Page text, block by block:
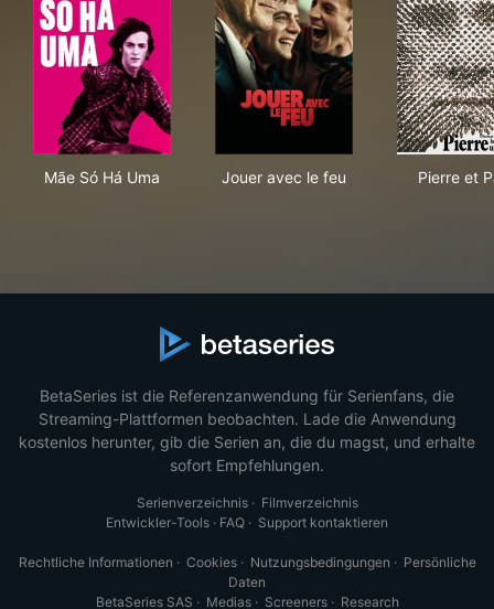
Mãe Só Há Uma Jouer avec le feu Pierre et
BetaSeries ist die Referenzanwendung für Serienfans, die
Streaming-Plattformen beobachten. Lade die Anwendung
kostenlos herunter, gib die Serien an, die du magst, und erhalte
sofort Empfehlungen.
Serienverzeichnis· Filmverzeichnis
Entwickler-Tools · FAQ · Support kontaktieren
Rechtliche Informationen · Cookies· Nutzungsbedingungen · Persönliche
Daten
BetaSeries SAS · Medias· Screeners· Research